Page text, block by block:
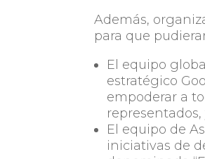
Además,
para que
El equipo
estratégico
empoderar a
El equipo de
iniciativas de